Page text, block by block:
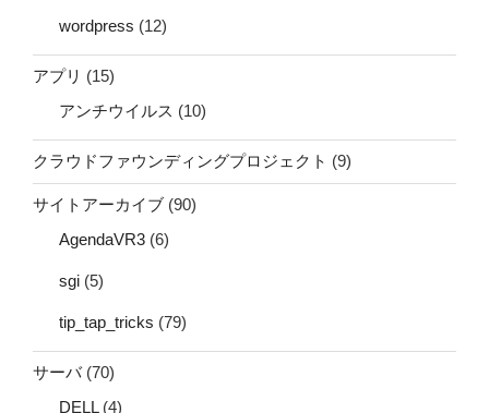
wordpress (12)
アプリ (15)
アンチウイルス (10)
クラウドファウンディングプロジェクト (9)
サイトアーカイブ (90)
AgendaVR3 (6)
sgi (5)
tip_tap_tricks (79)
サーバ(70)
DELL(4)